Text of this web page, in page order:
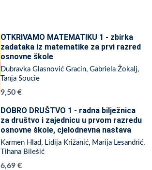
OTKRIVAMO MATEMATIKU 1 - zbirka
zadataka iz matematike za prvi razred
osnovne škole
Dubravka Glasnović Gracin, Gabriela Žokalj,
Tanja Soucie
9,50 €
DOBRO DRUŠTVO 1 - radna bilježnica
za društvo i zajednicu u prvom razredu
osnovne škole, cjelodnevna nastava
Karmen Hlad, Lidija Križanić, Marija Lesandrić,
Tihana Bilešić
6,69 €